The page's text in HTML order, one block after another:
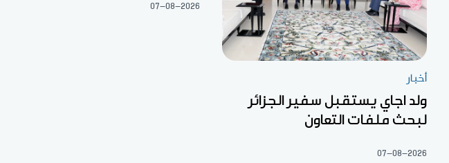
أخبار
ولد اجاي يستقبل سفير الجزائر
لبحث ملفات التعاون
07-08-2026
07-08-2026